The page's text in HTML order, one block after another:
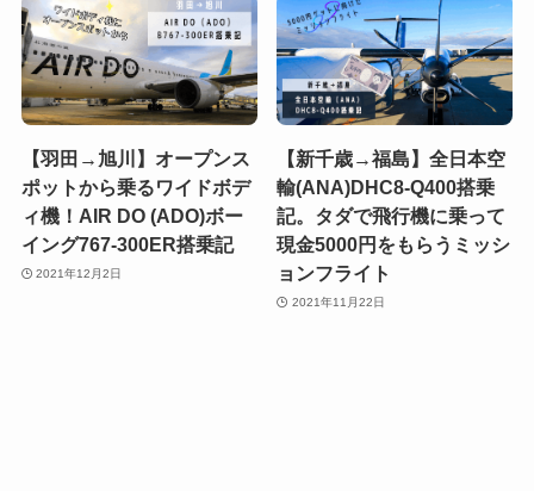
【羽田→旭川】オープンス
ポットから乗るワイドボデ
ィ機！AIR DO (ADO)ボー
イング767-300ER搭乗記
2021年12月2日
【新千歳→福島】全日本空
輸(ANA)DHC8-Q400搭乗
記。タダで飛行機に乗って
現金5000円をもらうミッシ
ョンフライト
2021年11月22日